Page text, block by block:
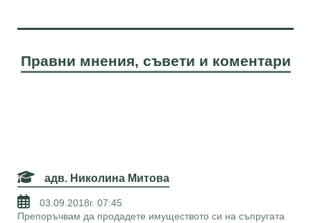
Правни мнения, съвети и коментари
адв. Николина Митова
03.09.2018г. 07:45
Препоръчвам да продадете имуществото си на съпругата